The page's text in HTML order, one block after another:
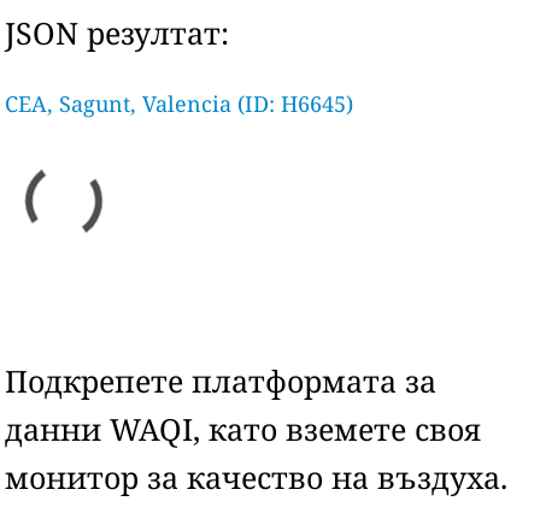
JSON резултат:
CEA, Sagunt, Valencia (ID: H6645)
Подкрепете платформата за
данни WAQI, като вземете своя
монитор за качество на въздуха.